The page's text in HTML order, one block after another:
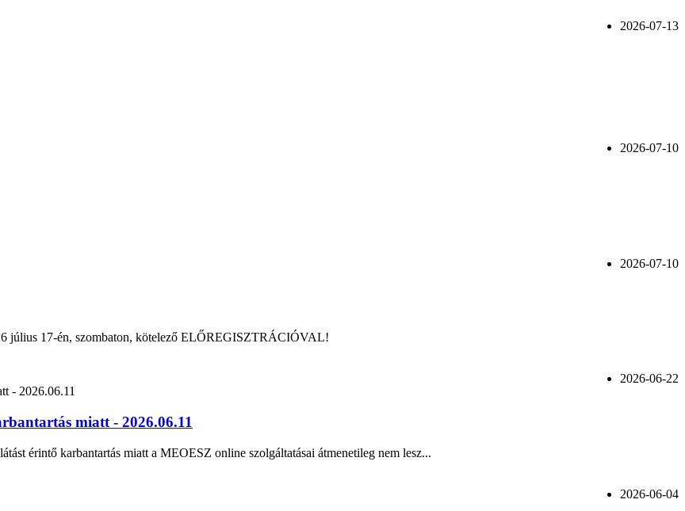
2026-07-13
2026-07-10
2026-07-10
július 17-én, szombaton, kötelező ELŐREGISZTRÁCIÓVAL!
2026-06-22
miatt - 2026.06.11
érintő karbantartás miatt a MEOESZ online szolgáltatásai átmenetileg nem lesz...
2026-06-04